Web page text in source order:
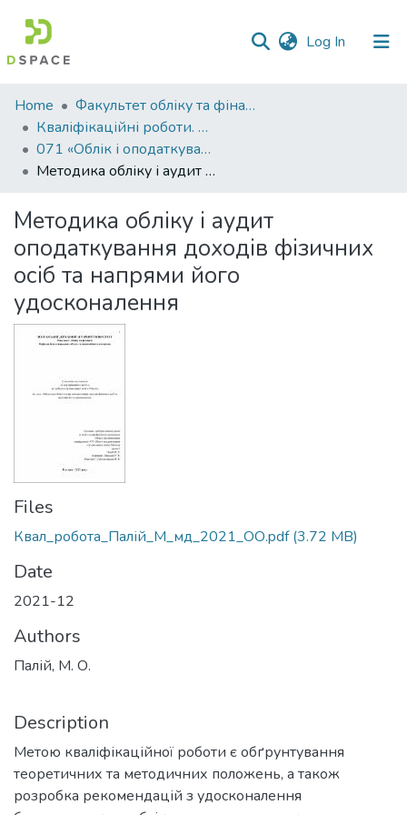
Log In (current)
Communities
&
Collections
All of DSpace
Statistics
Home
Факультет обліку та фінансів
Кваліфікаційні роботи. Факультет обліку та фінансів
071 «Облік і оподаткування» - Магістри 2021-2022
Методика обліку і аудит оподаткування доходів фізичних осіб та напрями його удосконалення
Методика обліку і аудит
оподаткування доходів фізичних
осіб та напрями його
удосконалення
Files
Квал_робота_Палій_М_мд_2021_ОО.pdf(3.72 MB)
Date
2021-12
Authors
Палій, М. О.
Description
Метою кваліфікаційної роботи є обґрунтування
теоретичних та методичних положень, а також
розробка рекомендацій з удосконалення